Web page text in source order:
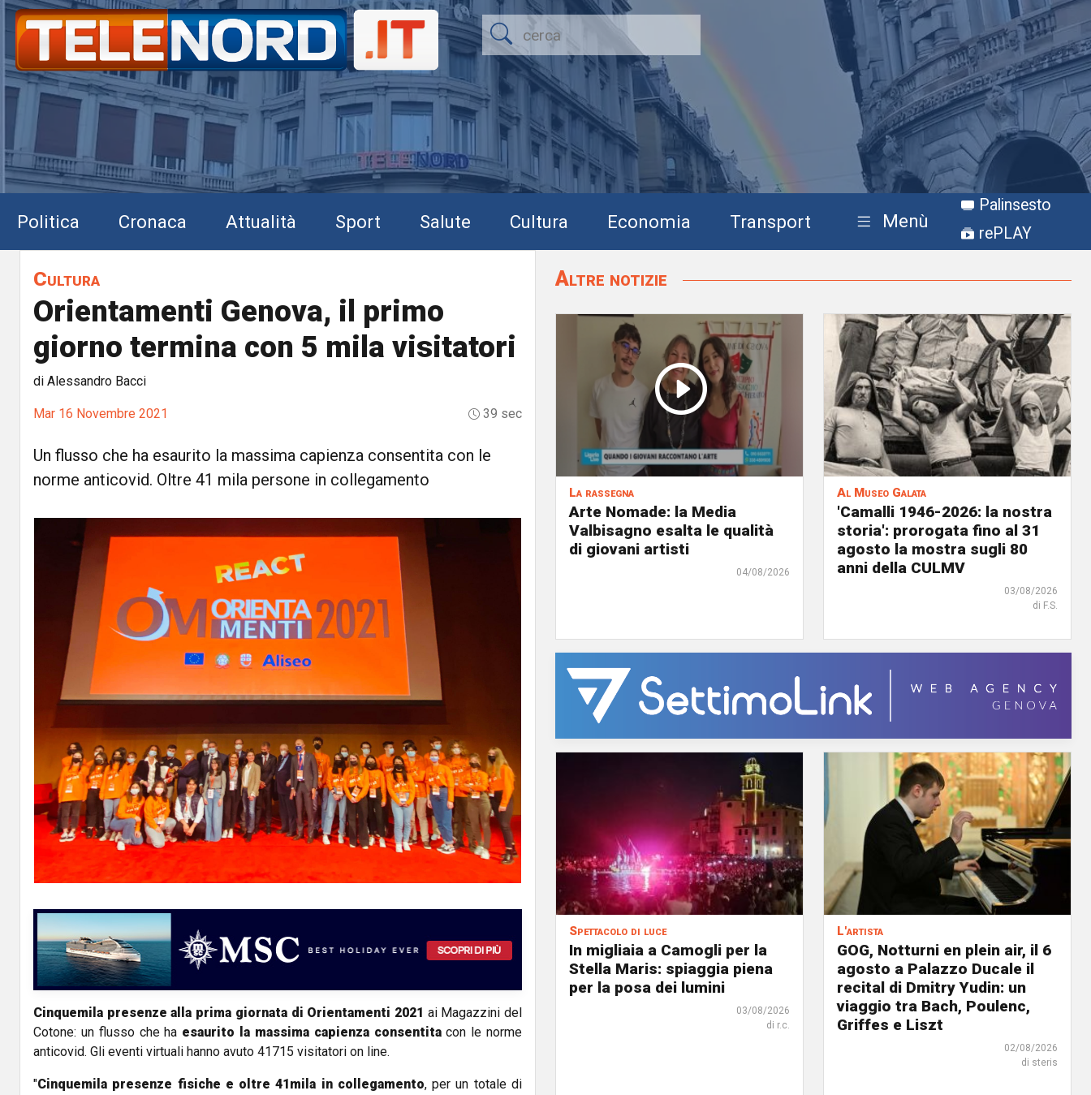
Politica Cronaca Attualità Sport Salute Cultura Economia Transport Menù
Palinsesto
rePLAY
Cultura
Orientamenti Genova, il primo
giorno termina con 5 mila visitatori
di Alessandro Bacci
Mar 16 Novembre 2021 39 sec
Un flusso che ha esaurito la massima capienza consentita con le
norme anticovid. Oltre 41 mila persone in collegamento
Cinquemila presenze alla prima giornata di Orientamenti 2021 ai Magazzini del
Cotone: un flusso che ha esaurito la massima capienza consentitacon le norme
anticovid. Gli eventi virtuali hanno avuto 41715 visitatori on line.
"Cinquemila presenze fisiche e oltre 41mila in collegamento, per un totale di
Altre notizie
La rassegna
Arte Nomade: la Media
Valbisagno esalta le qualità
di giovani artisti
04/08/2026
Al Museo Galata
'Camalli 1946-2026: la nostra
storia': prorogata fino al 31
agosto la mostra sugli 80
anni della CULMV
03/08/2026
di F.S.
Spettacolo di luce
In migliaia a Camogli per la
Stella Maris: spiaggia piena
per la posa dei lumini
03/08/2026
di r.c.
L'artista
GOG, Notturni en plein air, il 6
agosto a Palazzo Ducale il
recital di Dmitry Yudin: un
viaggio tra Bach, Poulenc,
Griffes e Liszt
02/08/2026
di steris